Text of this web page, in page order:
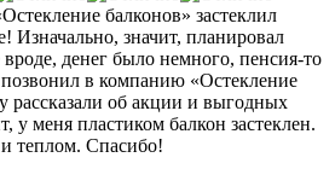
балконов» застеклил
Изначально, значит, планировал
денег было немного, пенсия-то
в компанию «Остекление
рассказали об акции и выгодных
у меня пластиком балкон застеклен.
теплом. Спасибо!